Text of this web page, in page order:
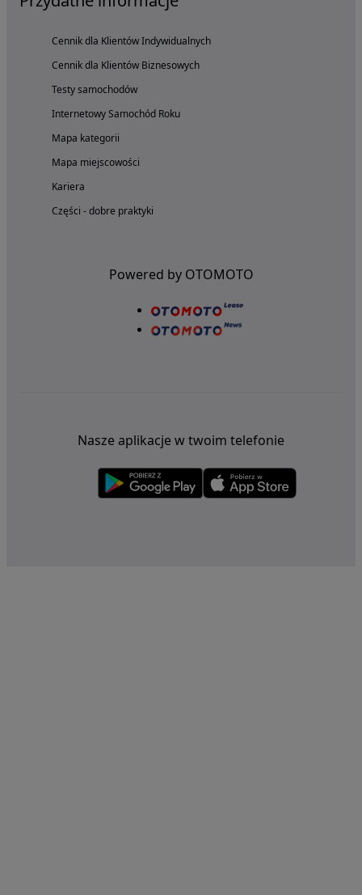
Cennik dla Klientów Indywidualnych
Cennik dla Klientów Biznesowych
Testy samochodów
Internetowy Samochód Roku
Mapa kategorii
Mapa miejscowości
Kariera
Części - dobre praktyki
Powered by OTOMOTO
Nasze aplikacje w twoim telefonie